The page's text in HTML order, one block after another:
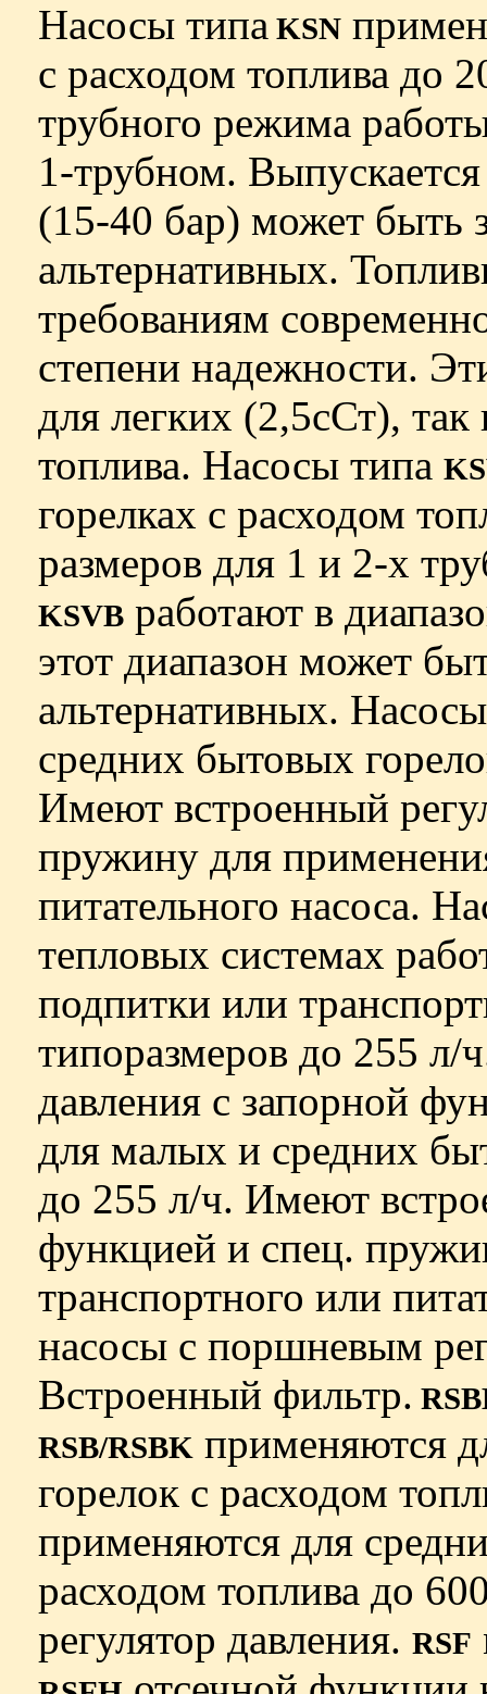
Насосы типа KSN
с расходом топлива до
трубного режима
1-трубном.
(15-40 бар) может быть
альтернативных.
требованиям
степени надежности.
для легких (2,5сСт),
топлива. Насосы типа
горелках с расходом
размеров для 1 и 2-х
KSVB работают в
этот диапазон может
альтернативных.
средних бытовых
Имеют встроенный
пружину для
питательного насоса.
тепловых системах
подпитки или
типоразмеров до 255 л/
давления с запорной
для малых и средних
до 255 л/ч. Имеют
функцией и спец.
транспортного или
насосы с поршневым
Встроенный фильтр.
RSB/RSBK применяются
горелок с рас­ходом
применяются для
расходом топлива до
регулятор давления. RSF